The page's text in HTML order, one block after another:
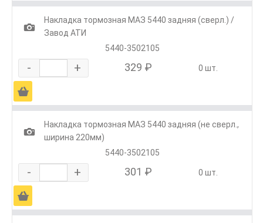
1
Накладка тормозная МАЗ 5440 задняя (сверл.) /
Завод АТИ
5440-3502105
- + 329 ₽ 0 шт.
Ä
1
Накладка тормозная МАЗ 5440 задняя (не сверл.,
ширина 220мм)
5440-3502105
- + 301 ₽ 0 шт.
Ä